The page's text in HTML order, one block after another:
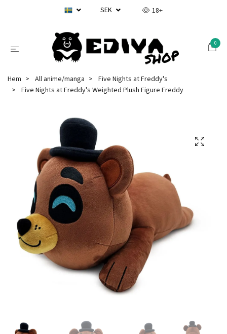
SEK 18+
0
Hem All anime/manga
Five Nights at Freddy's
Five Nights at Freddy's Weighted Plush Figure Freddy